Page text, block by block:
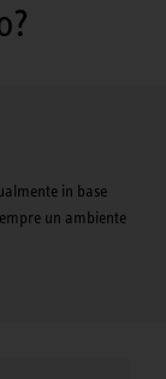
in base
un ambiente